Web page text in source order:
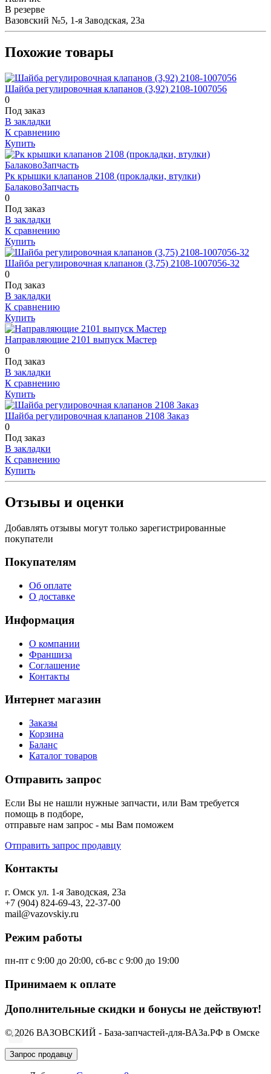
В резерве
Вазовский №5, 1-я Заводская, 23а
Похожие товары
Шайба регулировочная клапанов (3,92) 2108-1007056
0
Под заказ
В закладки
К сравнению
Купить
Рк крышки клапанов 2108 (прокладки, втулки)
БалаковоЗапчасть
0
Под заказ
В закладки
К сравнению
Купить
Шайба регулировочная клапанов (3,75) 2108-1007056-32
0
Под заказ
В закладки
К сравнению
Купить
Направляющие 2101 выпуск Мастер
0
Под заказ
В закладки
К сравнению
Купить
Шайба регулировочная клапанов 2108 Заказ
0
Под заказ
В закладки
К сравнению
Купить
Отзывы и оценки
Добавлять отзывы могут только зарегистрированные
покупатели
Покупателям
Об оплате
О доставке
Информация
О компании
Франшиза
Соглашение
Контакты
Интернет магазин
Заказы
Корзина
Баланс
Каталог товаров
Отправить запрос
Если Вы не нашли нужные запчасти, или Вам требуется
помощь в подборе,
отправьте нам запрос - мы Вам поможем
Отправить запрос продавцу
Контакты
г. Омск ул. 1-я Заводская, 23а
+7 (904) 824-69-43, 22-37-00
mail@vazovskiy.ru
Режим работы
пн-пт с 9:00 до 20:00, сб-вс с 9:00 до 19:00
Принимаем к оплате
Дополнительные скидки и бонусы не действуют!
© 2026 ВАЗОВСКИЙ - База-запчастей-для-ВАЗа.РФ в Омске
Запрос продавцу